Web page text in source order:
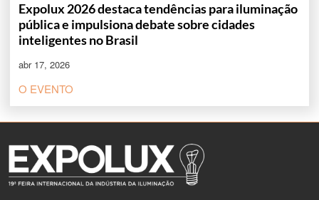
Expolux 2026 destaca tendências para iluminação
pública e impulsiona debate sobre cidades
inteligentes no Brasil
abr 17, 2026
O EVENTO